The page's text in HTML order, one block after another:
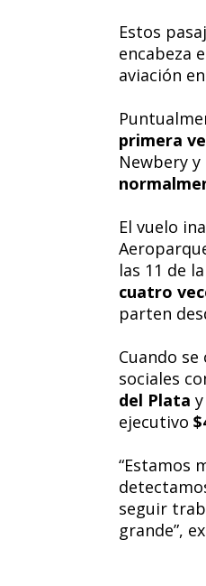
Estos
encabeza
aviación
primera
Newbery y
El vuelo
las 11 de
cuatro
parten
Cuando
sociales
del Plata
ejecutivo
“Estamos
seguir
grande”,